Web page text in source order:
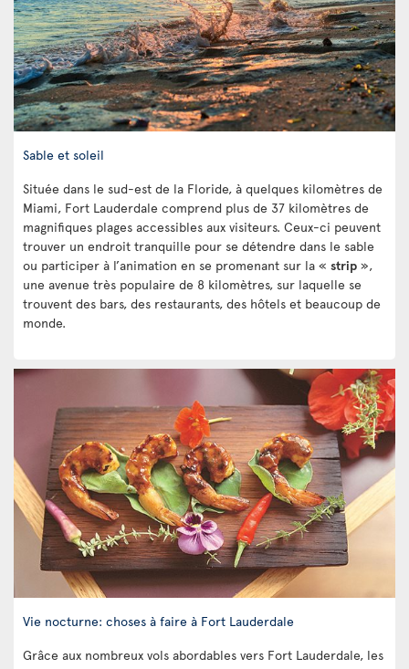
Sable et soleil
Située dans le sud-est de la Floride, à quelques kilomètres de
Miami, Fort Lauderdale comprend plus de 37 kilomètres de
magnifiques plages accessibles aux visiteurs. Ceux-ci peuvent
trouver un endroit tranquille pour se détendre dans le sable
ou participer à l’animation en se promenant sur la « strip »,
une avenue très populaire de 8 kilomètres, sur laquelle se
trouvent des bars, des restaurants, des hôtels et beaucoup de
monde.
Vie nocturne: choses à faire à Fort Lauderdale
Grâce aux nombreux vols abordables vers Fort Lauderdale, les